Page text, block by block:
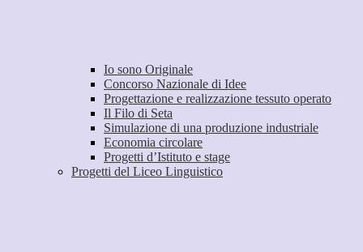
Io sono Originale
Concorso Nazionale di Idee
Progettazione e realizzazione tessuto operato
Il Filo di Seta
Simulazione di una produzione industriale
Economia circolare
Progetti d’Istituto e stage
Progetti del Liceo Linguistico